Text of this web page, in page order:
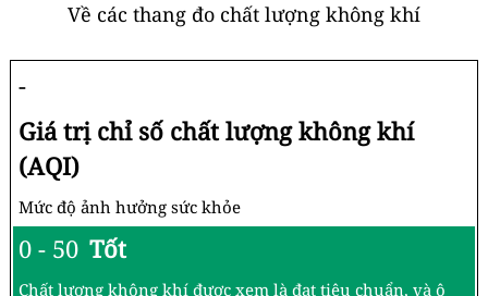
Về các thang đo chất lượng không khí
-
Giá trị chỉ số chất lượng không khí
(AQI)
Mức độ ảnh hưởng sức khỏe
0 - 50 Tốt
Chất lượng không khí được xem là đạt tiêu chuẩn, và ô